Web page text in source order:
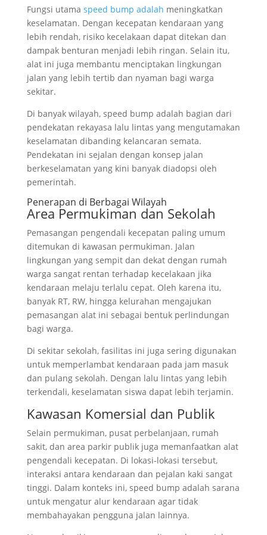
Fungsi utama speed bump adalah meningkatkan
keselamatan. Dengan kecepatan kendaraan yang
lebih rendah, risiko kecelakaan dapat ditekan dan
dampak benturan menjadi lebih ringan. Selain itu,
alat ini juga membantu menciptakan lingkungan
jalan yang lebih tertib dan nyaman bagi warga
sekitar.
Di banyak wilayah, speed bump adalah bagian dari
pendekatan rekayasa lalu lintas yang mengutamakan
keselamatan dibanding kelancaran semata.
Pendekatan ini sejalan dengan konsep jalan
berkeselamatan yang kini banyak diadopsi oleh
pemerintah.
Penerapan di Berbagai Wilayah
Area Permukiman dan Sekolah
Pemasangan pengendali kecepatan paling umum
ditemukan di kawasan permukiman. Jalan
lingkungan yang sempit dan dekat dengan rumah
warga sangat rentan terhadap kecelakaan jika
kendaraan melaju terlalu cepat. Oleh karena itu,
banyak RT, RW, hingga kelurahan mengajukan
pemasangan alat ini sebagai bentuk perlindungan
bagi warga.
Di sekitar sekolah, fasilitas ini juga sering digunakan
untuk memperlambat kendaraan pada jam masuk
dan pulang sekolah. Dengan lalu lintas yang lebih
terkendali, keselamatan siswa dapat lebih terjamin.
Kawasan Komersial dan Publik
Selain permukiman, pusat perbelanjaan, rumah
sakit, dan area parkir publik juga memanfaatkan alat
pengendali kecepatan. Di lokasi-lokasi tersebut,
interaksi antara kendaraan dan pejalan kaki sangat
tinggi. Dalam konteks ini, speed bump adalah sarana
untuk mengatur alur kendaraan agar tidak
membahayakan pengguna jalan lainnya.